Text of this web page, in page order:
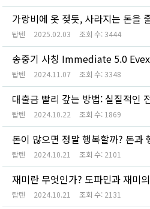
가랑비에 옷 젖듯, 사라지는 돈을
탑텐 2025.02.03 조회 수: 3444
송중기 사칭 Immediate 5.0
탑텐 2024.11.07 조회 수: 3348
대출금 빨리 갚는 방법: 실질적인
탑텐 2024.10.22 조회 수: 1869
돈이 많으면 정말 행복할까? 돈과
탑텐 2024.10.21 조회 수: 2101
재미란 무엇인가? 도파민과 재미
탑텐 2024.10.21 조회 수: 2131